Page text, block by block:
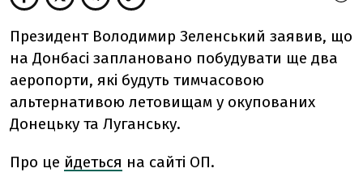
Президент Володимир Зеленський заявив, що
на Донбасі заплановано побудувати ще два
аеропорти, які будуть тимчасовою
альтернативою летовищам у окупованих
Донецьку та Луганську.
Про це йдеться на сайті ОП.